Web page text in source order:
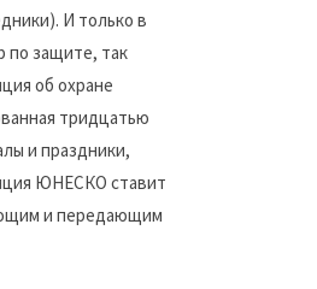
И только в
по защите, так
об охране
тридцатью
и праздники,
ЮНЕСКО ставит
и передающим